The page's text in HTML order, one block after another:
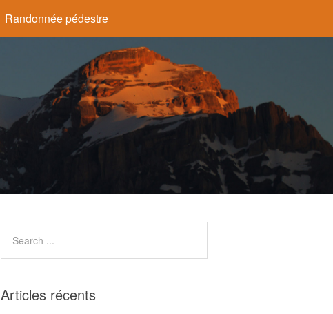
Randonnée pédestre
Articles récents